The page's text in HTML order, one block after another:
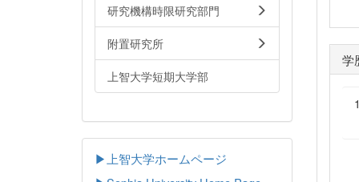
学
研究機構時限研究部門
附置研究所
上智大学短期大学部
▶上智大学ホームページ